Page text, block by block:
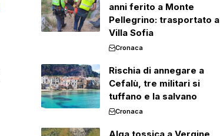
anni ferito a Monte
Pellegrino: trasportato a
Villa Sofia
Cronaca
Rischia di annegare a
Cefalù, tre militari si
tuffano e la salvano
Cronaca